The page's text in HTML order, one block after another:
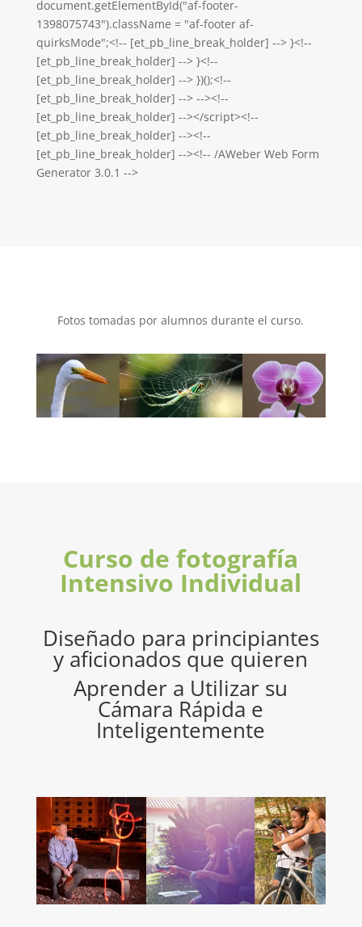
Fotos tomadas por alumnos durante el curso.
Curso de fotografía
Intensivo Individual
Diseñado para principiantes
y aficionados que quieren
Aprender a Utilizar su
Cámara Rápida e
Inteligentemente